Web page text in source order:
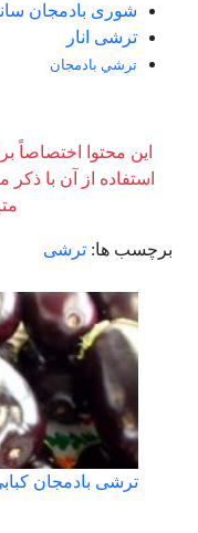
شوری بادمجان
ترشی انار
ترشي بادمجان
این محتوا اختصاصاً
استفاده از آن با ذکر
برچسب ها: ترشی
ترشی بادمجان